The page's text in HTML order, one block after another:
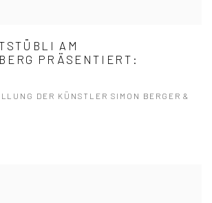
AM
PRÄSENTIERT:
DER KÜNSTLER SIMON BERGER &